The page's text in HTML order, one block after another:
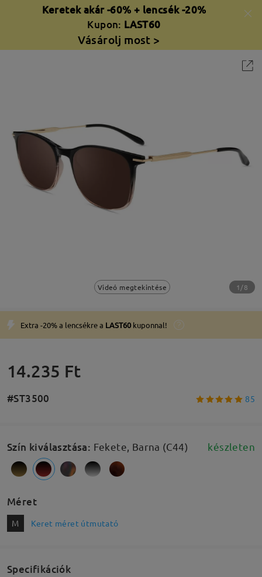
Keretek akár -60% + lencsék -20%
Kupon: LAST60
Vásárolj most >
Videó megtekintése 1/8
Extra -20% a lencsékre a LAST60 kuponnal!
14.235 Ft
#ST3500 85
Szín kiválasztása: Fekete, Barna (C44) készleten
Méret
M Keret méret útmutató
Specifikációk